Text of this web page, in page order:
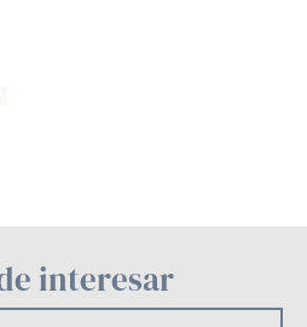
interesar